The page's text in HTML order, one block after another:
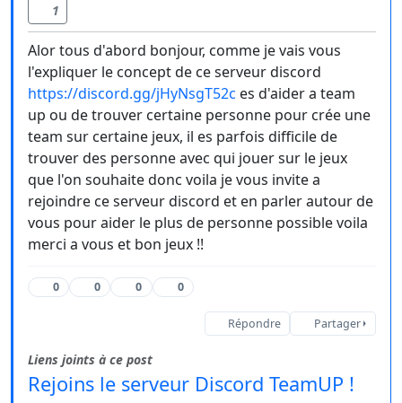
1
Alor tous d'abord bonjour, comme je vais vous
l'expliquer le concept de ce serveur discord
https://discord.gg/jHyNsgT52c es d'aider a team
up ou de trouver certaine personne pour crée une
team sur certaine jeux, il es parfois difficile de
trouver des personne avec qui jouer sur le jeux
que l'on souhaite donc voila je vous invite a
rejoindre ce serveur discord et en parler autour de
vous pour aider le plus de personne possible voila
merci a vous et bon jeux !!
0 0 0 0
Répondre Partager
Liens joints à ce post
Rejoins le serveur Discord TeamUP !